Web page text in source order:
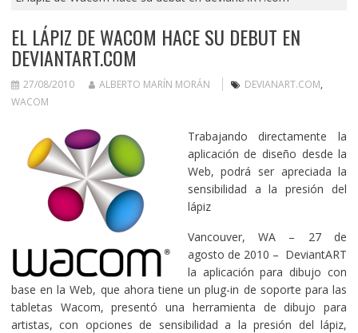
EL LÁPIZ DE WACOM HACE SU DEBUT EN
DEVIANTART.COM
27/08/2010 ALBERTO MARÍN MORÁN DEVIANART.COM,
WACOM
Trabajando directamente la
aplicación de diseño desde la
Web, podrá ser apreciada la
sensibilidad a la presión del
lápiz
Vancouver, WA – 27 de
agosto de 2010 – DeviantART
la aplicación para dibujo con
base en la Web, que ahora tiene un plug-in de soporte para las
tabletas Wacom, presentó una herramienta de dibujo para
artistas, con opciones de sensibilidad a la presión del lápiz,